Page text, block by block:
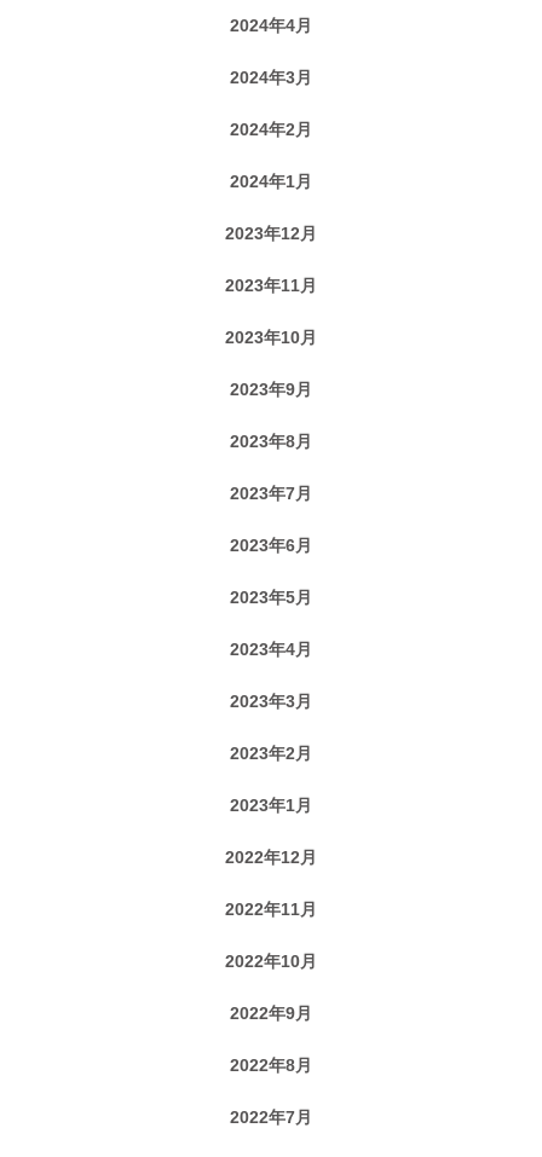
2024年4月
2024年3月
2024年2月
2024年1月
2023年12月
2023年11月
2023年10月
2023年9月
2023年8月
2023年7月
2023年6月
2023年5月
2023年4月
2023年3月
2023年2月
2023年1月
2022年12月
2022年11月
2022年10月
2022年9月
2022年8月
2022年7月